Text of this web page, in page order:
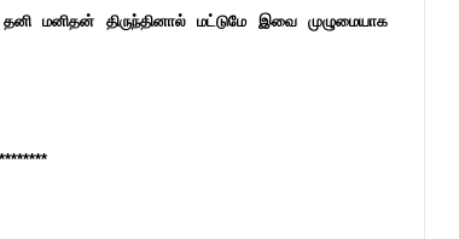
மனிதன் திருந்தினால் மட்டுமே இவை முழுமையாக